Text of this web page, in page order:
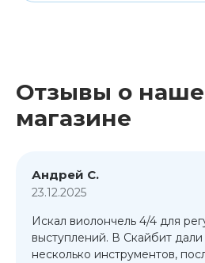
Отзывы о
магазине
Андрей С.
23.12.2025
Искал виолончель 4/4 для
выступлений. В Скайбит
несколько инструментов,